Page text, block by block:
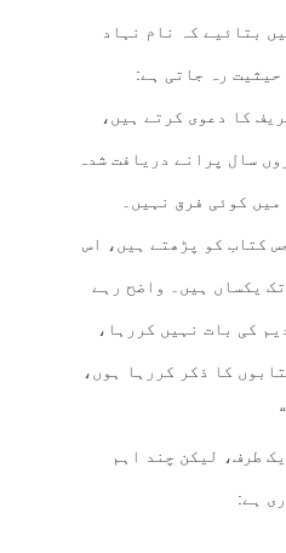
بتائیے کہ نام نہاد
رہ جاتی ہے:
کا دعوی کرتے ہیں،
سال پرانے دریافت شدہ
کوئی فرق نہیں۔
کتاب کو پڑھتے ہیں، اس
یکساں ہیں۔ واضح رہے
کی بات نہیں کررہا،
کا ذکر کررہا ہوں،
طرف، لیکن چند اہم
ہے: